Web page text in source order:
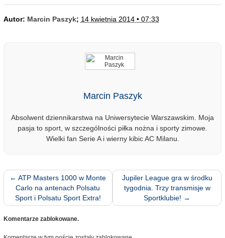
Autor: Marcin Paszyk; 14 kwietnia 2014 • 07:33
Marcin Paszyk
Absolwent dziennikarstwa na Uniwersytecie Warszawskim. Moja
pasja to sport, w szczególności piłka nożna i sporty zimowe.
Wielki fan Serie A i wierny kibic AC Milanu.
← ATP Masters 1000 w Monte
Carlo na antenach Polsatu
Sport i Polsatu Sport Extra!
Jupiler League gra w środku
tygodnia. Trzy transmisje w
Sportklubie! →
Komentarze zablokowane.